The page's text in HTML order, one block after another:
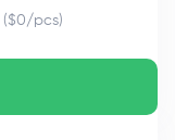
($0/pcs)